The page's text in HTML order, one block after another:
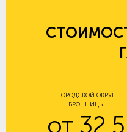
ГОРОДСКОЙ ОКРУГ
БРОННИЦЫ
от 32.5